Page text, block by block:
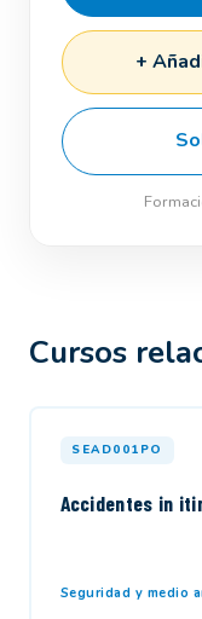
+
Cursos
SEAD001PO
Accidentes in
Seguridad y medio